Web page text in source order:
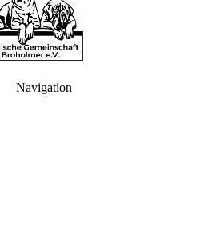
Navigation